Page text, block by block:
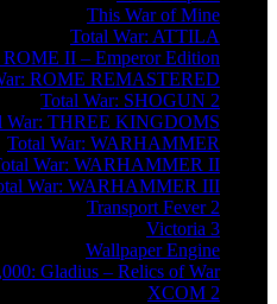
This War of Mine
Total War: ATTILA
ROME II – Emperor Edition
ROME REMASTERED
Total War: SHOGUN 2
War: THREE KINGDOMS
Total War: WARHAMMER
War: WARHAMMER II
War: WARHAMMER III
Transport Fever 2
Victoria 3
Wallpaper Engine
Gladius – Relics of War
XCOM 2